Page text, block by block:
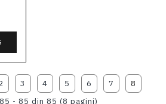
3 4 5 6 7
8
- 85 din 85 (8 pagini)